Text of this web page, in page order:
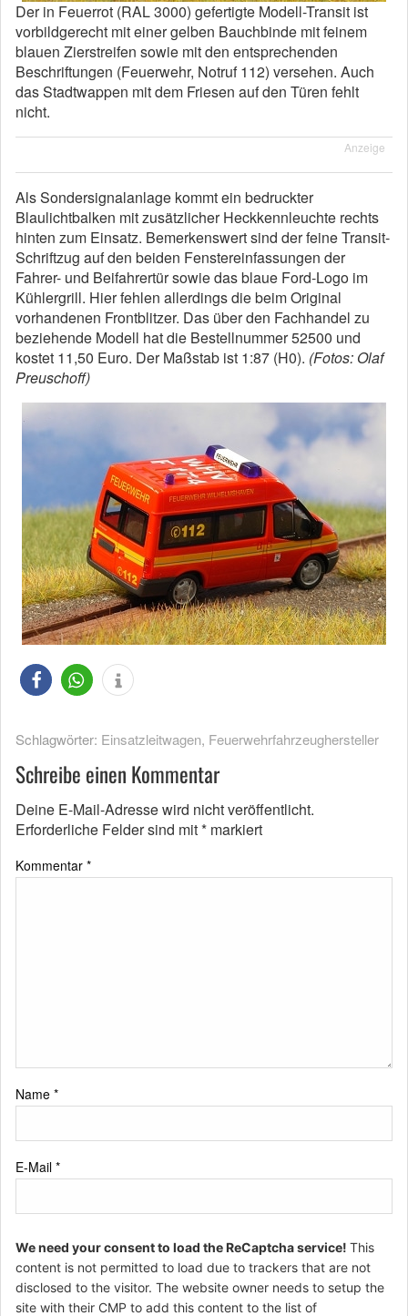
Der in Feuerrot (RAL 3000) gefertigte Modell-Transit ist
vorbildgerecht mit einer gelben Bauchbinde mit feinem
blauen Zierstreifen sowie mit den entsprechenden
Beschriftungen (Feuerwehr, Notruf 112) versehen. Auch
das Stadtwappen mit dem Friesen auf den Türen fehlt
nicht.
Anzeige
Als Sondersignalanlage kommt ein bedruckter
Blaulichtbalken mit zusätzlicher Heckkennleuchte rechts
hinten zum Einsatz. Bemerkenswert sind der feine Transit-
Schriftzug auf den beiden Fenstereinfassungen der
Fahrer- und Beifahrertür sowie das blaue Ford-Logo im
Kühlergrill. Hier fehlen allerdings die beim Original
vorhandenen Frontblitzer. Das über den Fachhandel zu
beziehende Modell hat die Bestellnummer 52500 und
kostet 11,50 Euro. Der Maßstab ist 1:87 (H0). (Fotos: Olaf
Preuschoff)
Schlagwörter: Einsatzleitwagen, Feuerwehrfahrzeughersteller
Schreibe einen Kommentar
Deine E-Mail-Adresse wird nicht veröffentlicht.
Erforderliche Felder sind mit* markiert
Kommentar *
Name *
E-Mail *
We need your consent to load the ReCaptcha service! This
content is not permitted to load due to trackers that are not
disclosed to the visitor. The website owner needs to setup the
site with their CMP to add this content to the list of